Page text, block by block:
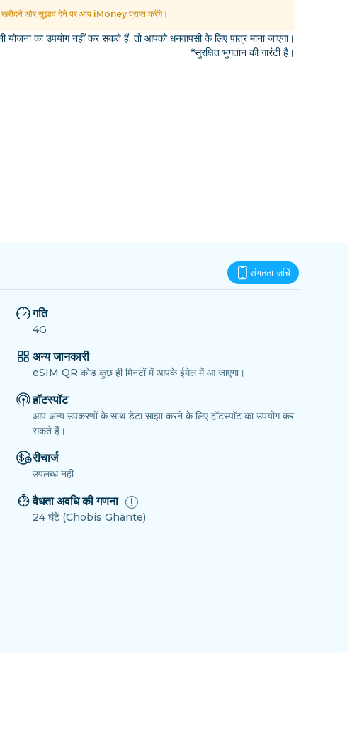
करें
और सुझाव देने पर आप iMoney प्राप्त करेंगे।
योजना का उपयोग नहीं कर सकते हैं, तो आपको धनवापसी के लिए पात्र माना जाएगा।
*सुरक्षित भुगतान की गारंटी है।
संगतता जांचें
गति
4G
अन्य जानकारी
eSIM QR कोड कुछ ही मिनटों में आपके ईमेल में आ जाएगा।
हॉटस्पॉट
आप अन्य उपकरणों के साथ डेटा साझा करने के लिए हॉटस्पॉट का उपयोग कर
सकते हैं।
रीचार्ज
उपलब्ध नहीं
वैधता अवधि की गणना
24 घंटे (Chobis Ghante)